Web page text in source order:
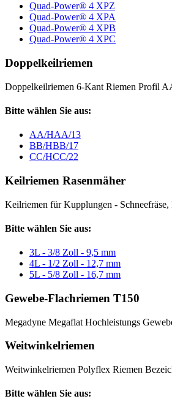
Quad-Power® 4 XPZ
Quad-Power® 4 XPA
Quad-Power® 4 XPB
Quad-Power® 4 XPC
Doppelkeilriemen
Doppelkeilriemen 6-Kant Riemen Profil
Bitte wählen Sie aus:
AA/HAA/13
BB/HBB/17
CC/HCC/22
Keilriemen Rasenmäher
Keilriemen für Kupplungen - Schneefräse,
Bitte wählen Sie aus:
3L - 3/8 Zoll - 9,5 mm
4L - 1/2 Zoll - 12,7 mm
5L - 5/8 Zoll - 16,7 mm
Gewebe-Flachriemen T150
Megadyne Megaflat Hochleistungs
Weitwinkelriemen
Weitwinkelriemen Polyflex Riemen
Bitte wählen Sie aus: